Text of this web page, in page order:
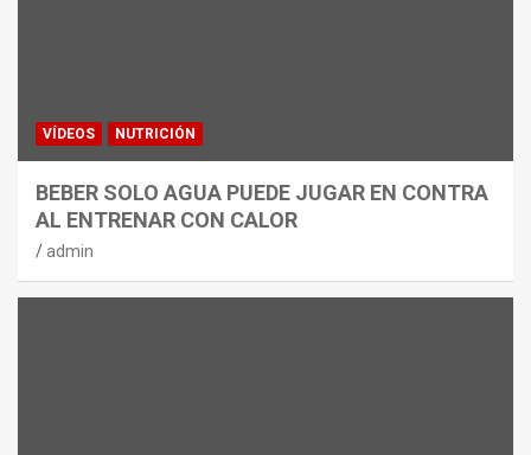
VÍDEOS NUTRICIÓN
BEBER SOLO AGUA PUEDE JUGAR EN CONTRA
AL ENTRENAR CON CALOR
admin